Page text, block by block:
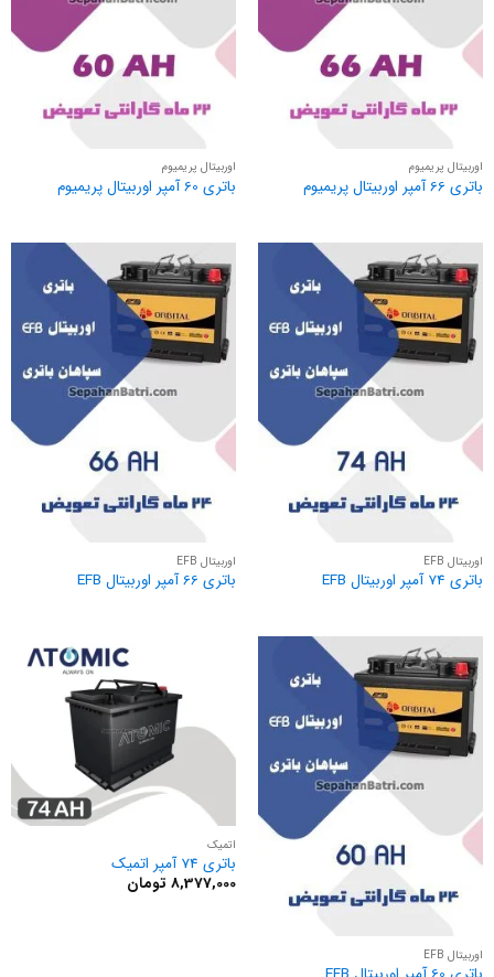
اوربیتال پریمیوم
باتری 66 آمپر اوربیتال پریمیوم
اوربیتال پریمیوم
باتری 60 آمپر اوربیتال پریمیوم
اوربیتال EFB
باتری 74 آمپر اوربیتال EFB
اوربیتال EFB
باتری 66 آمپر اوربیتال EFB
اوربیتال EFB
اتمیک
باتری 74 آمپر اتمیک
8,377,000 تومان